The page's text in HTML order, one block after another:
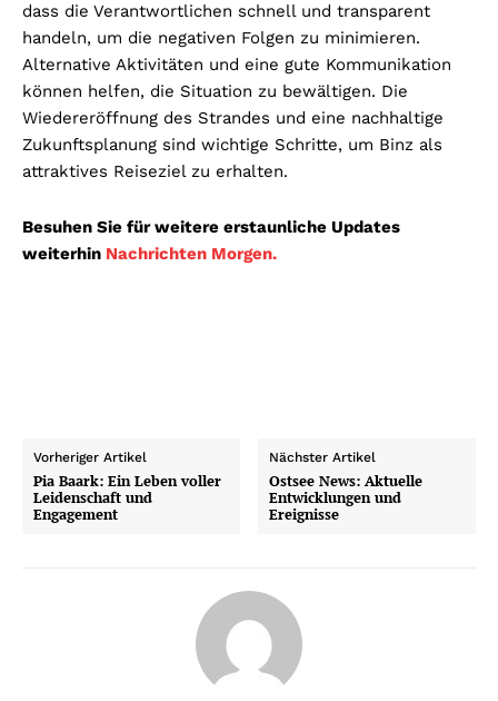
dass die Verantwortlichen schnell und transparent
handeln, um die negativen Folgen zu minimieren.
Alternative Aktivitäten und eine gute Kommunikation
können helfen, die Situation zu bewältigen. Die
Wiedereröffnung des Strandes und eine nachhaltige
Zukunftsplanung sind wichtige Schritte, um Binz als
attraktives Reiseziel zu erhalten.
Besuhen Sie für weitere erstaunliche Updates
weiterhin Nachrichten Morgen.
Vorheriger Artikel
Pia Baark: Ein Leben voller
Leidenschaft und
Engagement
Nächster Artikel
Ostsee News: Aktuelle
Entwicklungen und
Ereignisse